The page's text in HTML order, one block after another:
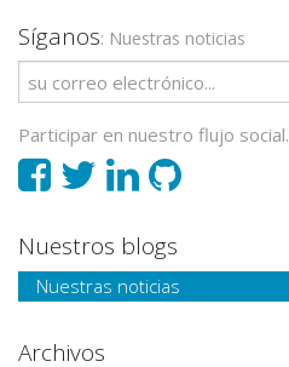
Síganos: Nuestras noticias
Participar en nuestro flujo social.
Nuestros blogs
Nuestras noticias
Archivos